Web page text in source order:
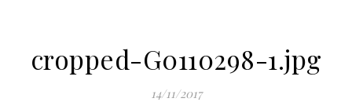
cropped-G0110298-1.jpg
14/11/2017